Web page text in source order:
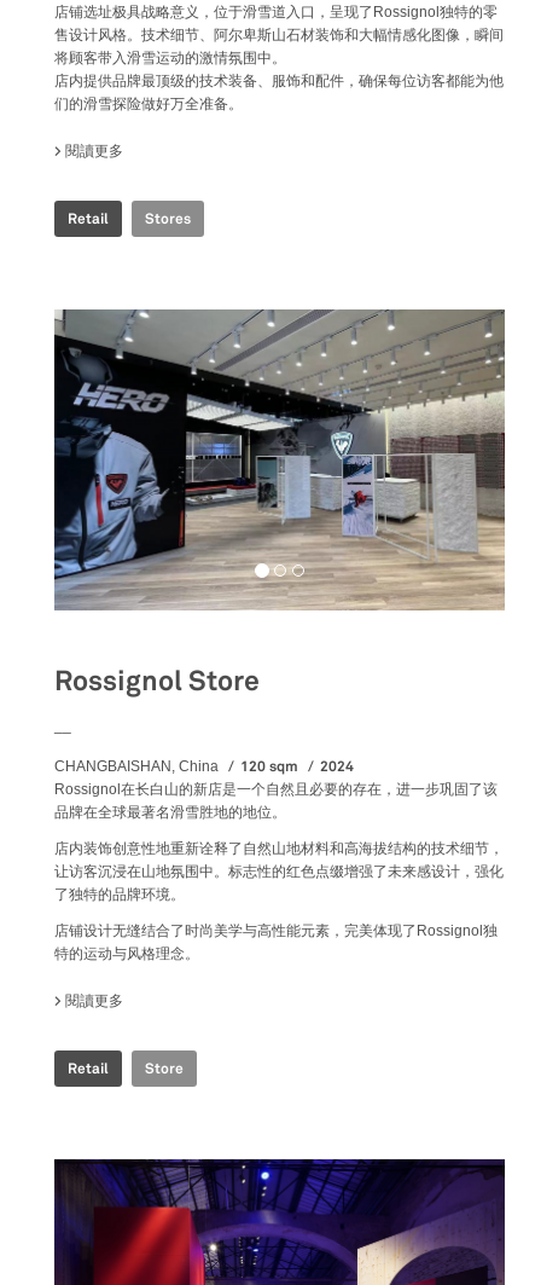
店铺选址极具战略意义，位于滑雪道入口，呈现了Rossignol独特的零
售设计风格。技术细节、阿尔卑斯山石材装饰和大幅情感化图像，瞬间
将顾客带入滑雪运动的激情氛围中。
店内提供品牌最顶级的技术装备、服饰和配件，确保每位访客都能为他
们的滑雪探险做好万全准备。
閱讀更多
Retail Stores
Rossignol Store
CHANGBAISHAN, China 120 sqm 2024
Rossignol在长白山的新店是一个自然且必要的存在，进一步巩固了该
品牌在全球最著名滑雪胜地的地位。
店内装饰创意性地重新诠释了自然山地材料和高海拔结构的技术细节，
让访客沉浸在山地氛围中。标志性的红色点缀增强了未来感设计，强化
了独特的品牌环境。
店铺设计无缝结合了时尚美学与高性能元素，完美体现了Rossignol独
特的运动与风格理念。
閱讀更多
Retail Store